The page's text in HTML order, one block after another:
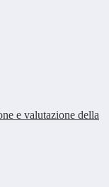
e valutazione della